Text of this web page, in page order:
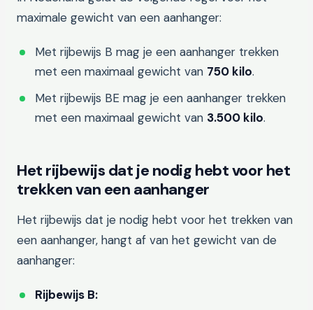
maximale gewicht van een aanhanger:
Met rijbewijs B mag je een aanhanger trekken
met een maximaal gewicht van 750 kilo.
Met rijbewijs BE mag je een aanhanger trekken
met een maximaal gewicht van 3.500 kilo.
Het rijbewijs dat je nodig hebt voor het
trekken van een aanhanger
Het rijbewijs dat je nodig hebt voor het trekken van
een aanhanger, hangt af van het gewicht van de
aanhanger:
Rijbewijs B: